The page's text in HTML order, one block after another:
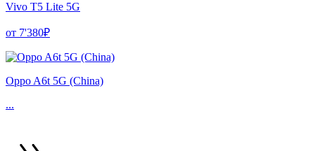
Vivo T5 Lite 5G
от 7'380₽
Oppo A6t 5G (China)
...